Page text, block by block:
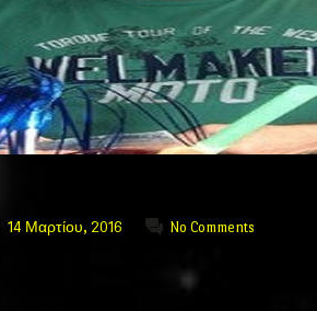
14 Μαρτίου, 2016 No Comments